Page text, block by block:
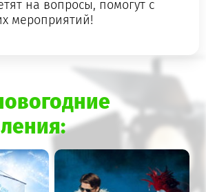
на вопросы, помогут с
мероприятий!